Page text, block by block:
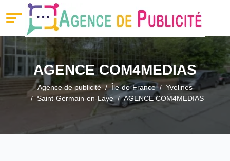
AGENCE COM4MEDIAS
Agence de publicité Île-de-France
Yvelines
Saint-Germain-en-Laye
AGENCE COM4MEDIAS